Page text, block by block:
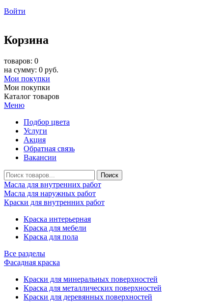
Войти
Корзина
товаров: 0
на сумму: 0 руб.
Мои покупки
Мои покупки
Каталог товаров
Меню
Подбор цвета
Услуги
Акция
Обратная связь
Вакансии
Масла для внутренних работ
Масла для наружных работ
Краски для внутренних работ
Краска интерьерная
Краска для мебели
Краска для пола
Все разделы
Фасадная краска
Краски для минеральных поверхностей
Краска для металлических поверхностей
Краски для деревянных поверхностей